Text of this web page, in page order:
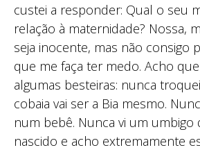
custei a responder: Qual o seu
relação à maternidade? Nossa,
seja inocente, mas não consigo
que me faça ter medo. Acho
algumas besteiras: nunca
cobaia vai ser a Bia mesmo.
num bebê. Nunca vi um umbigo
nascido e acho extremamente